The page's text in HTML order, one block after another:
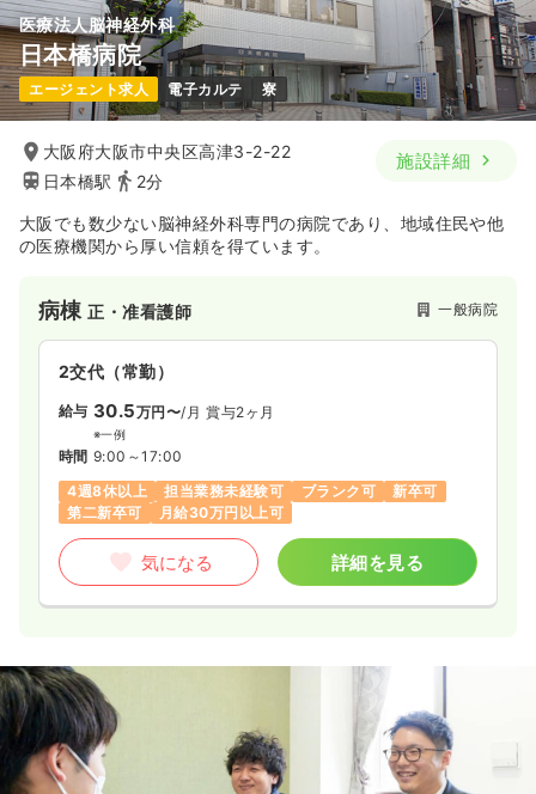
医療法人脳神経外科
日本橋病院
エージェント求人 電子カルテ 寮
大阪府大阪市中央区高津3-2-22
日本橋駅
2分
施設詳細
大阪でも数少ない脳神経外科専門の病院であり、地域住民や他
の医療機関から厚い信頼を得ています。
病棟正・准看護師 一般病院
2交代（常勤）
給与 30.5万円〜/月 賞与2ヶ月
※一例
時間 9:00～17:00
4週8休以上
担当業務未経験可 ブランク可
新卒可
第二新卒可
月給30万円以上可
気になる 詳細を見る